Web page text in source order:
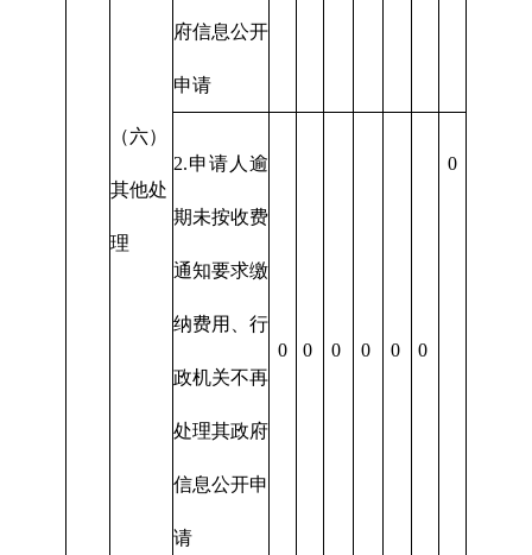
（六）
其他处
理
府信息公开
申请
2.申请人逾
期未按收费
通知要求缴
纳费用、行
政机关不再
处理其政府
信息公开申
请
0 0 0 0 0 0
0